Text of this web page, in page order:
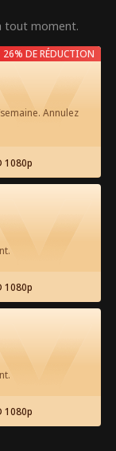
l'App
les épisodes
tout moment.
Annulez
1080p
26% DE RÉDUCTION
1080p
1080p